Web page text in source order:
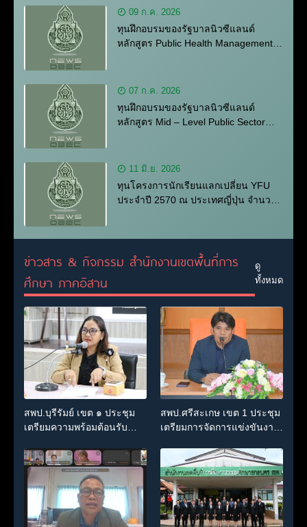
รัฐบาลสาธารณรัฐอินเดีย
09 ก.ค. 2026
ทุนฝึกอบรมของรัฐบาลนิวซีแลนด์
หลักสูตร Public Health Management
07 ก.ค. 2026
ทุนฝึกอบรมของรัฐบาลนิวซีแลนด์
หลักสูตร Mid – Level Public Sector
11 มิ.ย. 2026
ทุนโครงการนักเรียนแลกเปลี่ยน YFU
ประจำปี 2570 ณ ประเทศญี่ปุ่น จำนวน
ข่าวสาร & กิจกรรม สำนักงานเขตพื้นที่การ
ศึกษา ภาคอิสาน
ดู
ทั้งหมด
สพป.บุรีรัมย์ เขต ๑ ประชุม
เตรียมความพร้อมต้อนรับ
มหาวิทยาลัยมหาสารคาม
สพป.ศรีสะเกษ เขต 1 ประชุม
เตรียมการจัดการแข่งขันงาน
74 ปีการศึกษา 2569